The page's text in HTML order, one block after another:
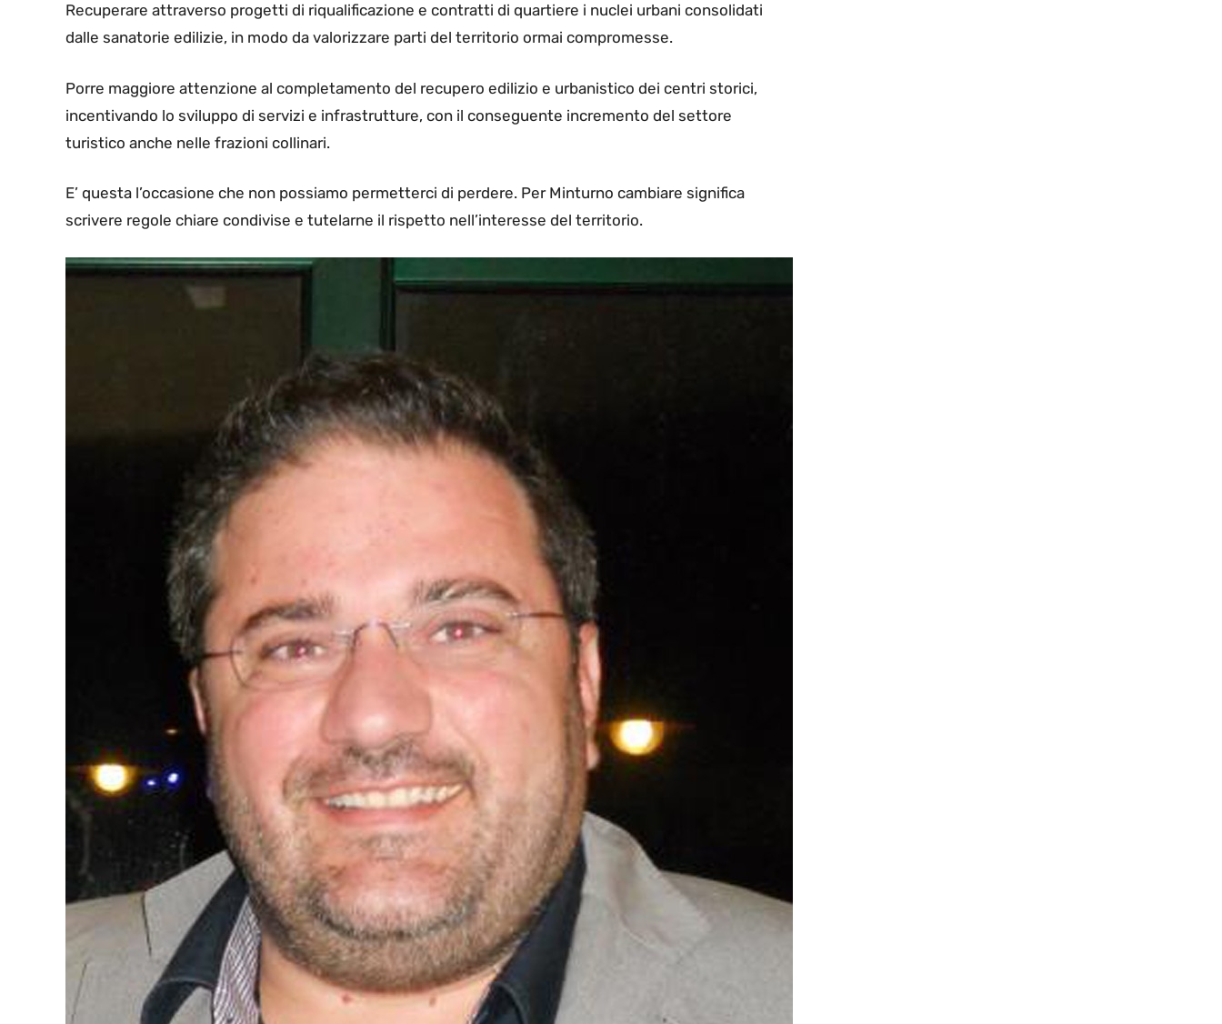
Recuperare attraverso progetti di riqualificazione e contratti di quartiere i nuclei urbani consolidati
dalle sanatorie edilizie, in modo da valorizzare parti del territorio ormai compromesse.
Porre maggiore attenzione al completamento del recupero edilizio e urbanistico dei centri storici,
incentivando lo sviluppo di servizi e infrastrutture, con il conseguente incremento del settore
turistico anche nelle frazioni collinari.
E’ questa l’occasione che non possiamo permetterci di perdere. Per Minturno cambiare significa
scrivere regole chiare condivise e tutelarne il rispetto nell’interesse del territorio.